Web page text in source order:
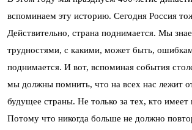
вспоминаем эту историю. Сегодня Россия
Действительно, страна поднимается. Мы
трудностями, с какими, может быть,
поднимается. И вот, вспоминая события
мы должны помнить, что на всех нас лежит
будущее страны. Не только за тех, кто имеет
Потому что никогда больше не должно